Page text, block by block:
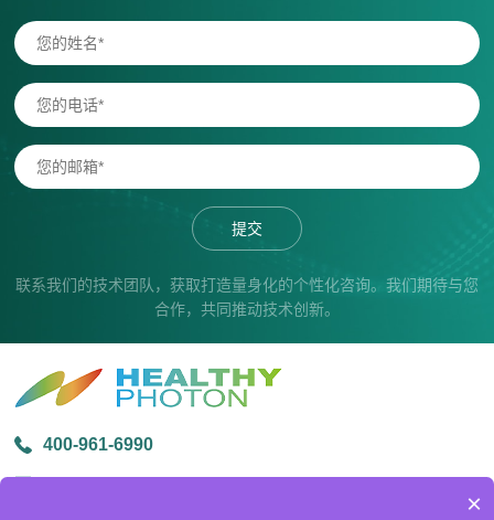
提交
联系我们的技术团队，获取打造量身化的个性化咨询。我们期待与您
合作，共同推动技术创新。
400-961-6990
×